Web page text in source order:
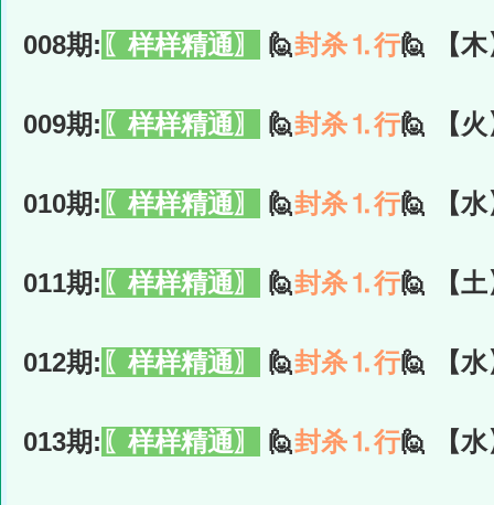
008期: 〖样样精通〗 🙋封杀⒈行🙋 【
009期: 〖样样精通〗 🙋封杀⒈行🙋 【
010期: 〖样样精通〗 🙋封杀⒈行🙋 【
011期: 〖样样精通〗 🙋封杀⒈行🙋 【
012期: 〖样样精通〗 🙋封杀⒈行🙋 【
013期: 〖样样精通〗 🙋封杀⒈行🙋 【